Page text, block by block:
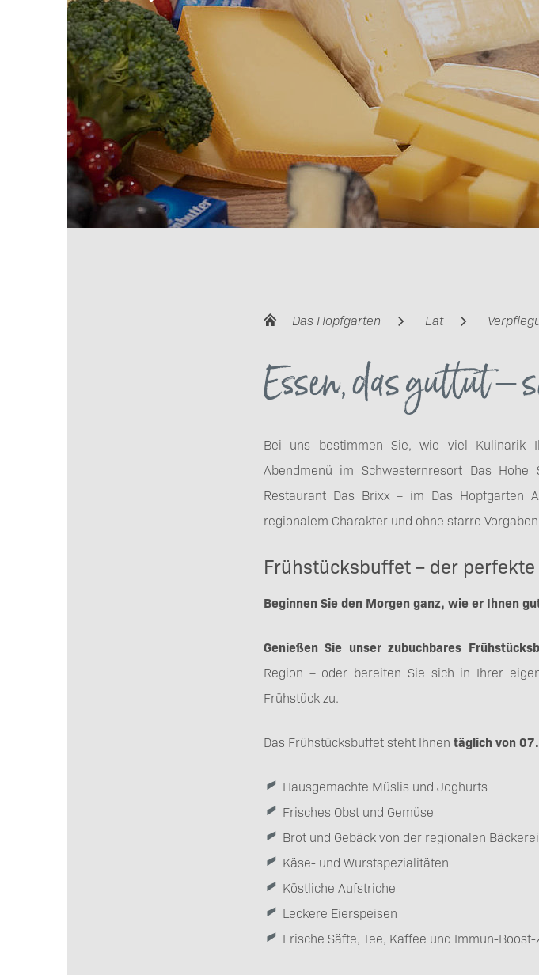
Das Hopfgarten Eat
Essen, das guttut –
Bei uns bestimmen Sie, wie viel Kulinarik
Abendmenü im Schwesternresort Das
Restaurant Das Brixx – im Das Hopfgarten
regionalem Charakter und ohne starre
Frühstücksbuffet – der perfekte
Beginnen Sie den Morgen ganz, wie er Ihnen
Genießen Sie unser zubuchbares
Region – oder bereiten Sie sich in Ihrer
Frühstück zu.
Das Frühstücksbuffet steht Ihnen täglich von
Hausgemachte Müslis und Joghurts
Frisches Obst und Gemüse
Brot und Gebäck von der regionalen Bäckerei
Käse- und Wurstspezialitäten
Köstliche Aufstriche
Leckere Eierspeisen
Frische Säfte, Tee, Kaffee und Immun-